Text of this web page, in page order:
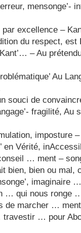
mensonge’-
excellence –
du respect, est
– Au
Au
souci de
fragilité, Au
imposture
en Vérité,
… ment –
bien, bien ou mal,
imaginaire …
… qui nous ronge
de marcher …
travestir … pour